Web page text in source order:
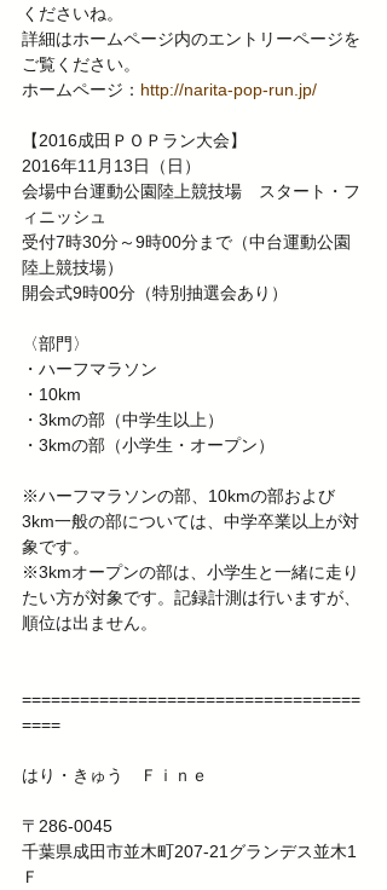
くださいね。
詳細はホームページ内のエントリーページを
ご覧ください。
ホームページ： http://narita-pop-run.jp/
【2016成田ＰＯＰラン大会】
2016年11月13日（日）
会場中台運動公園陸上競技場　スタート・フ
ィニッシュ
受付7時30分～9時00分まで（中台運動公園
陸上競技場）
開会式9時00分（特別抽選会あり）
〈部門〉
・ハーフマラソン
・10km
・3kmの部（中学生以上）
・3kmの部（小学生・オープン）
※ハーフマラソンの部、10kmの部および
3km一般の部については、中学卒業以上が対
象です。
※3kmオープンの部は、小学生と一緒に走り
たい方が対象です。記録計測は行いますが、
順位は出ません。
===================================
====
はり・きゅう　Ｆｉｎｅ
〒286-0045
千葉県成田市並木町207-21グランデス並木1
Ｆ